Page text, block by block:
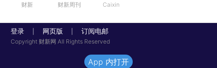
财新 财新周刊 Caixin
登录 网页版 订阅电邮
Copyright 财新网 All Rights Reserved
App 内打开